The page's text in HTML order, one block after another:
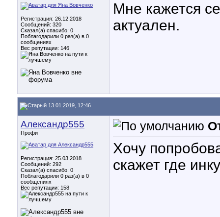
Регистрация: 26.12.2018
Сообщений: 320
Сказал(а) спасибо: 0
Поблагодарили 0 раз(а) в 0
сообщениях
Вес репутации: 146
Мне кажется
актуален.
13.01.2019, 12:46
Александр555
Профи
Регистрация: 25.03.2018
Сообщений: 292
Сказал(а) спасибо: 0
Поблагодарили 0 раз(а) в 0
сообщениях
Вес репутации: 158
Хочу
скажет где